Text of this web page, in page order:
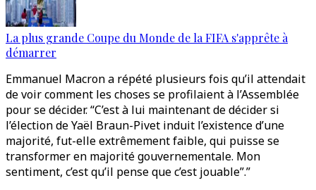
La plus grande Coupe du Monde de la FIFA s'apprête à
démarrer
Emmanuel Macron a répété plusieurs fois qu’il attendait
de voir comment les choses se profilaient à l’Assemblée
pour se décider. “C’est à lui maintenant de décider si
l’élection de Yaël Braun-Pivet induit l’existence d’une
majorité, fut-elle extrêmement faible, qui puisse se
transformer en majorité gouvernementale. Mon
sentiment, c’est qu’il pense que c’est jouable”.”